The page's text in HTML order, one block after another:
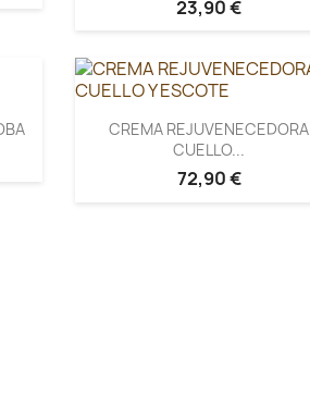
23,90 €
CREMA REJUVENECEDORA
CUELLO...
72,90 €